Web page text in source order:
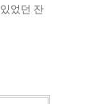
었던 잔